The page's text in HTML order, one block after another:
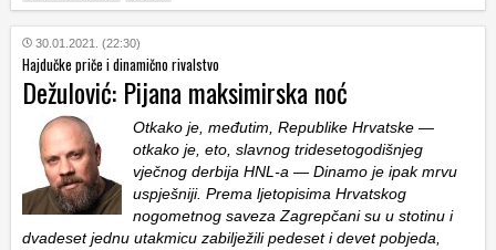
30.01.2021. (22:30)
Hajdučke priče i dinamično rivalstvo
Dežulović: Pijana maksimirska noć
Otkako je, međutim, Republike Hrvatske —
otkako je, eto, slavnog tridesetogodišnjeg
vječnog derbija HNL-a — Dinamo je ipak mrvu
uspješniji. Prema ljetopisima Hrvatskog
nogometnog saveza Zagrepčani su u stotinu i
dvadeset jednu utakmicu zabilježili pedeset i devet pobjeda,